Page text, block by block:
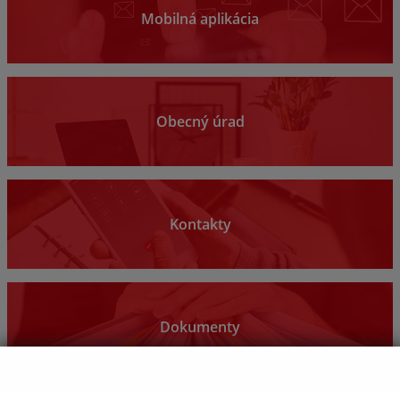
Mobilná aplikácia
Obecný úrad
Kontakty
Dokumenty